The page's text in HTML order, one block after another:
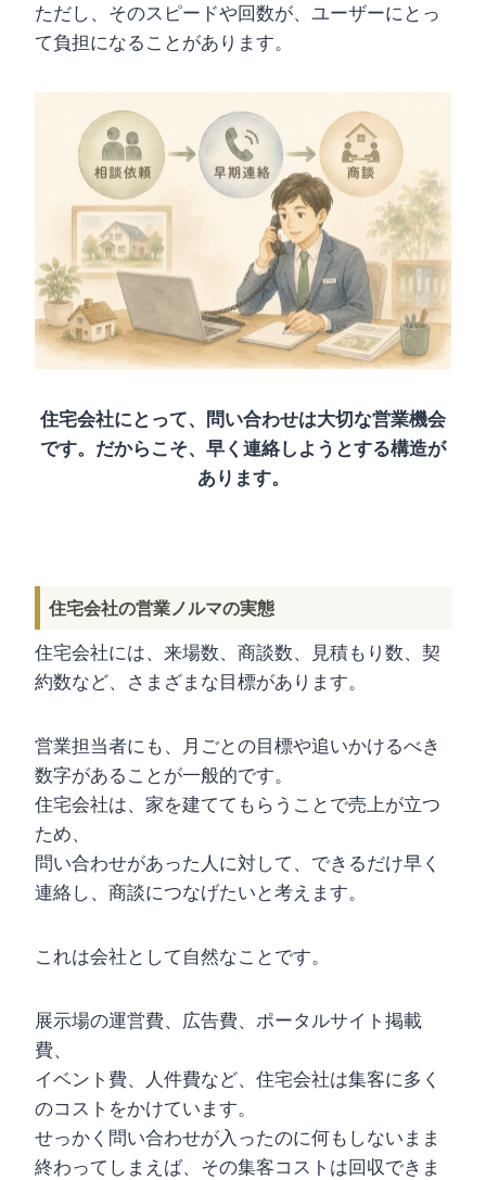
ただし、そのスピードや回数が、ユーザーにとっ
て負担になることがあります。
住宅会社にとって、問い合わせは大切な営業機会
です。だからこそ、早く連絡しようとする構造が
あります。
住宅会社の営業ノルマの実態
住宅会社には、来場数、商談数、見積もり数、契
約数など、さまざまな目標があります。
営業担当者にも、月ごとの目標や追いかけるべき
数字があることが一般的です。
住宅会社は、家を建ててもらうことで売上が立つ
ため、
問い合わせがあった人に対して、できるだけ早く
連絡し、商談につなげたいと考えます。
これは会社として自然なことです。
展示場の運営費、広告費、ポータルサイト掲載
費、
イベント費、人件費など、住宅会社は集客に多く
のコストをかけています。
せっかく問い合わせが入ったのに何もしないまま
終わってしまえば、その集客コストは回収できま